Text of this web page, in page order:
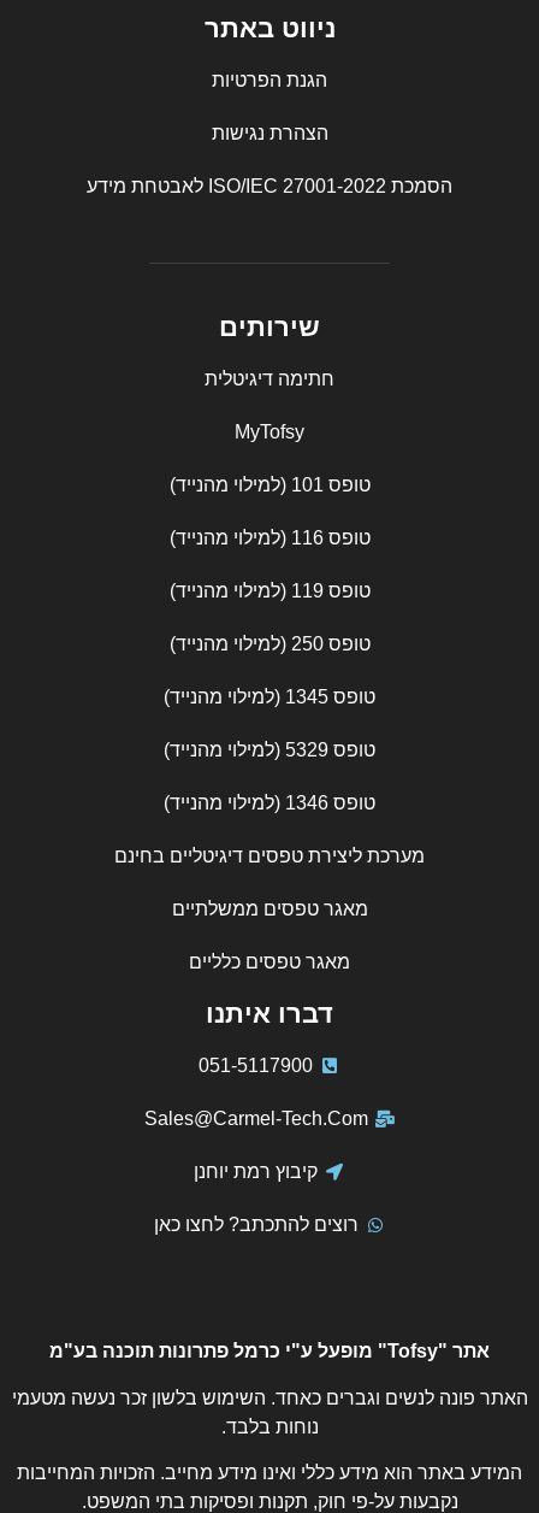
ניווט באתר
הגנת הפרטיות
הצהרת נגישות
הסמכת ISO/IEC 27001-2022 לאבטחת מידע
שירותים
חתימה דיגיטלית
MyTofsy
טופס 101 (למילוי מהנייד)
טופס 116 (למילוי מהנייד)
טופס 119 (למילוי מהנייד)
טופס 250 (למילוי מהנייד)
טופס 1345 (למילוי מהנייד)
טופס 5329 (למילוי מהנייד)
טופס 1346 (למילוי מהנייד)
מערכת ליצירת טפסים דיגיטליים בחינם
מאגר טפסים ממשלתיים
מאגר טפסים כלליים
דברו איתנו
051-5117900
Sales@Carmel-Tech.Com
קיבוץ רמת יוחנן
רוצים להתכתב? לחצו כאן
אתר "Tofsy" מופעל ע"י כרמל פתרונות תוכנה בע"מ
האתר פונה לנשים וגברים כאחד. השימוש בלשון זכר נעשה מטעמי
נוחות בלבד.
המידע באתר הוא מידע כללי ואינו מידע מחייב. הזכויות המחייבות
נקבעות על-פי חוק, תקנות ופסיקות בתי המשפט.